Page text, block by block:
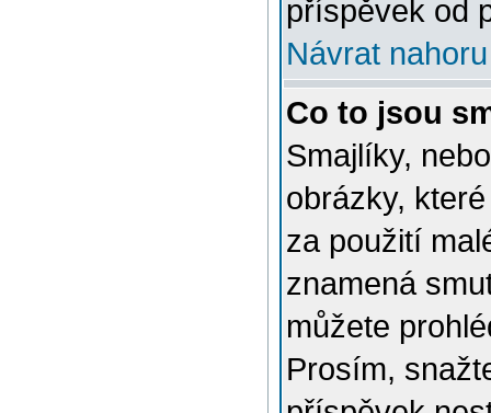
příspěvek od
Návrat nahoru
Co to jsou
Smajlíky,
obrázky,
za použití
znamená
můžete
Prosím,